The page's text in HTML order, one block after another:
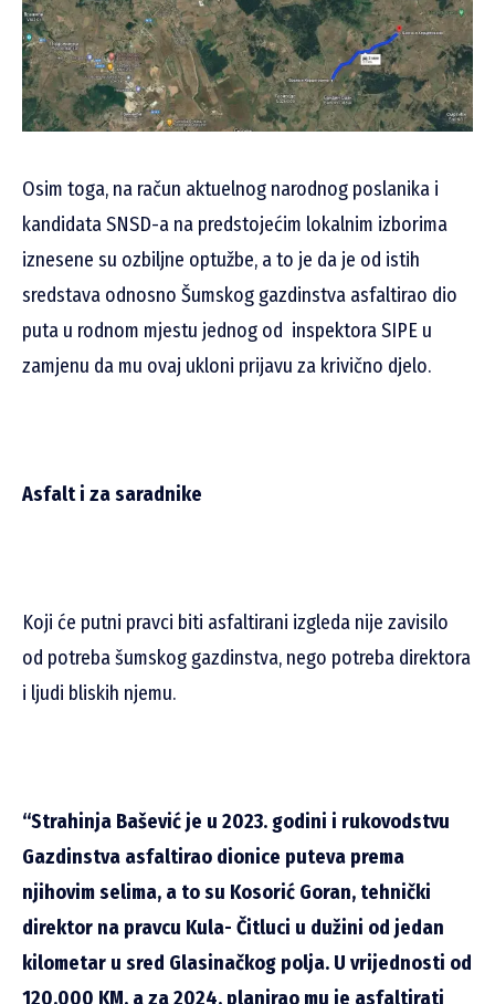
Osim toga, na račun aktuelnog narodnog poslanika i
kandidata SNSD-a na predstojećim lokalnim izborima
iznesene su ozbiljne optužbe, a to je da je od istih
sredstava odnosno Šumskog gazdinstva asfaltirao dio
puta u rodnom mjestu jednog od inspektora SIPE u
zamjenu da mu ovaj ukloni prijavu za krivično djelo.
Asfalt i za saradnike
Koji će putni pravci biti asfaltirani izgleda nije zavisilo
od potreba šumskog gazdinstva, nego potreba direktora
i ljudi bliskih njemu.
“Strahinja Bašević je u 2023. godini i rukovodstvu
Gazdinstva asfaltirao dionice puteva prema
njihovim selima, a to su Kosorić Goran, tehnički
direktor na pravcu Kula- Čitluci u dužini od jedan
kilometar u sred Glasinačkog polja. U vrijednosti od
120.000 KM, a za 2024. planirao mu je asfaltirati